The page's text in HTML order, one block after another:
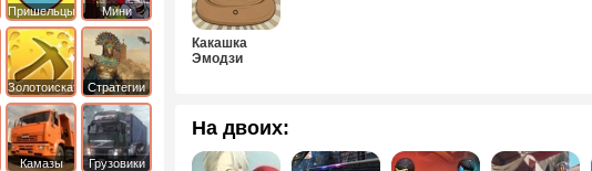
Какашка
Эмодзи
На двоих:
Пришельцы Мини
ЗолотоискательСтратегии
Камазы Грузовики